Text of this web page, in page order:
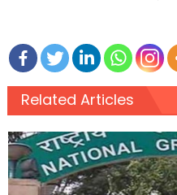
Related Articles